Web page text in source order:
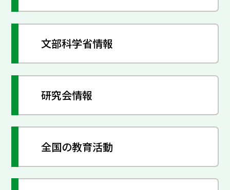
文部科学省情報
研究会情報
全国の教育活動